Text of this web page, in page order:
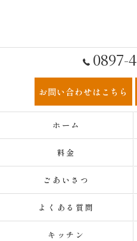
0897-
お問い合わせはこちら
ホーム
料金
ごあいさつ
よくある質問
キッチン